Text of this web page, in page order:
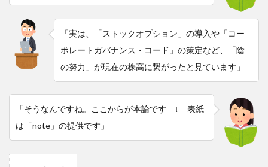
「実は、「ストックオプション」の導入や「コー
ポレートガバナンス・コード」の策定など、「陰
の努力」が現在の株高に繋がったと見ています」
「そうなんですね。ここからが本論です ↓ 表紙
は「note」の提供です」